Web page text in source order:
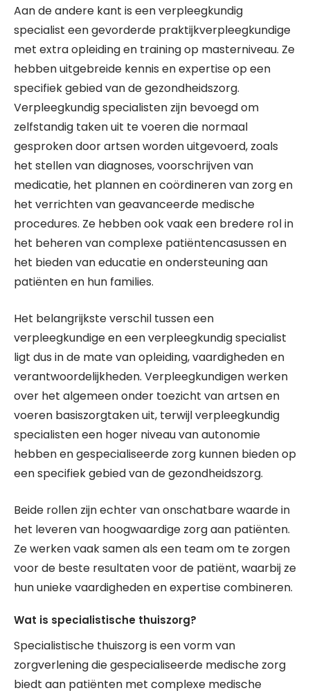
Aan de andere kant is een verpleegkundig
specialist een gevorderde praktijkverpleegkundige
met extra opleiding en training op masterniveau. Ze
hebben uitgebreide kennis en expertise op een
specifiek gebied van de gezondheidszorg.
Verpleegkundig specialisten zijn bevoegd om
zelfstandig taken uit te voeren die normaal
gesproken door artsen worden uitgevoerd, zoals
het stellen van diagnoses, voorschrijven van
medicatie, het plannen en coördineren van zorg en
het verrichten van geavanceerde medische
procedures. Ze hebben ook vaak een bredere rol in
het beheren van complexe patiëntencasussen en
het bieden van educatie en ondersteuning aan
patiënten en hun families.
Het belangrijkste verschil tussen een
verpleegkundige en een verpleegkundig specialist
ligt dus in de mate van opleiding, vaardigheden en
verantwoordelijkheden. Verpleegkundigen werken
over het algemeen onder toezicht van artsen en
voeren basiszorgtaken uit, terwijl verpleegkundig
specialisten een hoger niveau van autonomie
hebben en gespecialiseerde zorg kunnen bieden op
een specifiek gebied van de gezondheidszorg.
Beide rollen zijn echter van onschatbare waarde in
het leveren van hoogwaardige zorg aan patiënten.
Ze werken vaak samen als een team om te zorgen
voor de beste resultaten voor de patiënt, waarbij ze
hun unieke vaardigheden en expertise combineren.
Wat is specialistische thuiszorg?
Specialistische thuiszorg is een vorm van
zorgverlening die gespecialiseerde medische zorg
biedt aan patiënten met complexe medische